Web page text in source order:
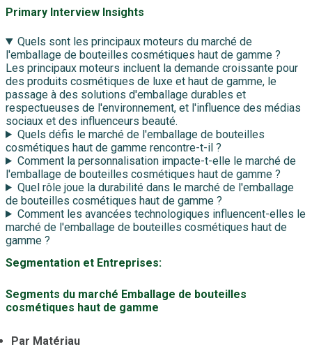
Primary Interview Insights
Quels sont les principaux moteurs du marché de
l'emballage de bouteilles cosmétiques haut de gamme ?
Les principaux moteurs incluent la demande croissante pour
des produits cosmétiques de luxe et haut de gamme, le
passage à des solutions d'emballage durables et
respectueuses de l'environnement, et l'influence des médias
sociaux et des influenceurs beauté.
Quels défis le marché de l'emballage de bouteilles
cosmétiques haut de gamme rencontre-t-il ?
Comment la personnalisation impacte-t-elle le marché de
l'emballage de bouteilles cosmétiques haut de gamme ?
Quel rôle joue la durabilité dans le marché de l'emballage
de bouteilles cosmétiques haut de gamme ?
Comment les avancées technologiques influencent-elles le
marché de l'emballage de bouteilles cosmétiques haut de
gamme ?
Segmentation et Entreprises:
Segments du marché Emballage de bouteilles
cosmétiques haut de gamme
Par Matériau